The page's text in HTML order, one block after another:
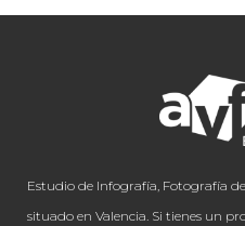
Estudio de Infografía, Fotografía
situado en Valencia. Si tienes un